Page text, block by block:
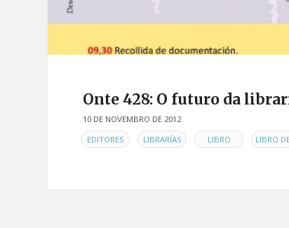
Onte 428: O futuro da
10 DE NOVEMBRO DE 2012
EN EDITORES LIBRARÍAS LIBRO LIBRO